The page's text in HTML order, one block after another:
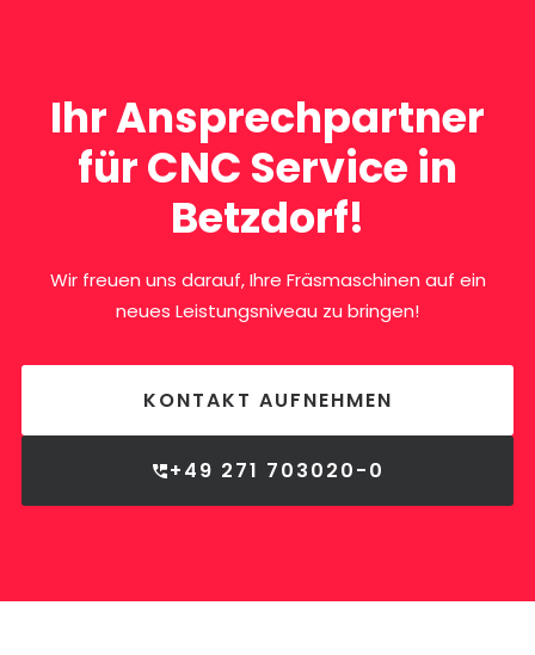
Ihr Ansprechpartner
für CNC Service in
Betzdorf!
Wir freuen uns darauf, Ihre Fräsmaschinen auf ein
neues Leistungsniveau zu bringen!
KONTAKT AUFNEHMEN
+49 271 703020-0